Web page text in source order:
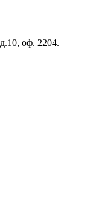
оф. 2204.